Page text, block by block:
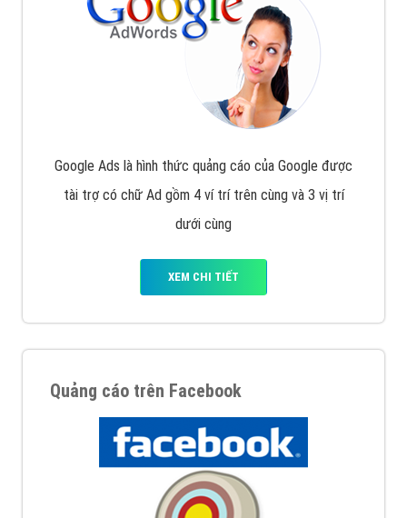
Google Ads là hình thức quảng cáo của Google được
tài trợ có chữ Ad gồm 4 ví trí trên cùng và 3 vị trí
dưới cùng
XEM CHI TIẾT
Quảng cáo trên Facebook